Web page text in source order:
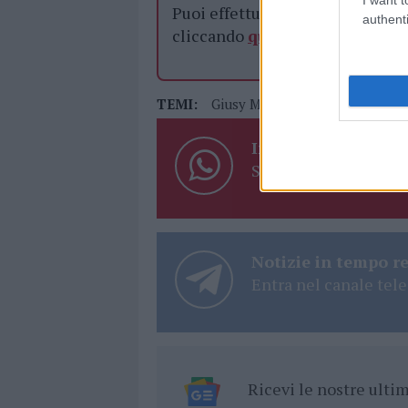
Puoi effettuare l'accesso
cliccando qui
TEMI: Giusy Meloni Notizie
Inviaci le tue
Su WhatsApp al
Notizie in tempo
Entra nel canale
Ricevi le nostre